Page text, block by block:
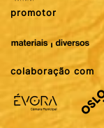
promotor
colaboração com